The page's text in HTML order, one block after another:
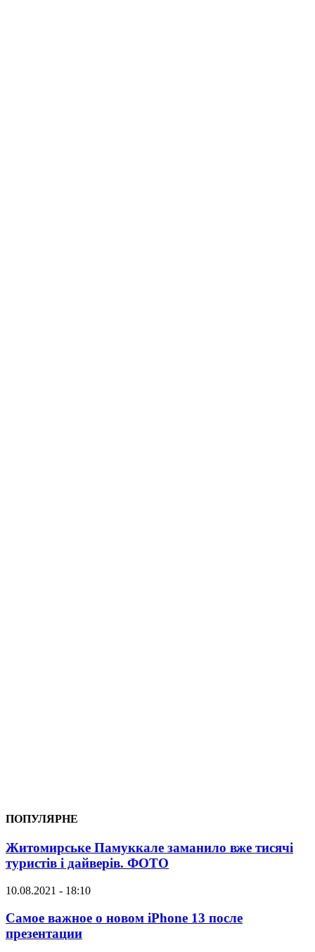
ПОПУЛЯРНЕ
Житомирське Памуккале заманило вже тисячі
туристів і дайверів. ФОТО
10.08.2021 - 18:10
Самое важное о новом iPhone 13 после
презентации